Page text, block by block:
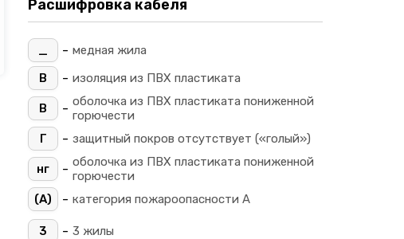
Расшифровка кабеля
_ - медная жила
В
- изоляция из ПВХ пластиката
В - оболочка из ПВХ пластиката пониженной
горючести
Г
- защитный покров отсутствует («голый»)
нг - оболочка из ПВХ пластиката пониженной
горючести
(A)
- категория пожароопасности A
3 - 3 жилы